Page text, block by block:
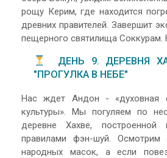
рощу Керим, где находится
древних правителей. Завершит
пещерного святилища Соккурам.
ДЕНЬ 9. ДЕРЕВНЯ
"ПРОГУЛКА В НЕБЕ"
Нас ждет Андон - «духовная
культуры». Мы погуляем по
деревне Хахве, построенной
правилами фэн-шуй. Осмотрим
народных масок, а если